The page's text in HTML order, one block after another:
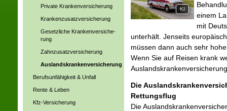
Private Kranken­ver­si­che­rung
Kranken­zusatz­ver­si­che­rung
Gesetzliche Kranken­ver­si­che­
rung
Zahn­zu­satz­ver­si­che­rung
Auslandskrankenversicherung
Berufsunfähigkeit & Unfall
Rente & Leben
Kfz-Versicherung
KI
einem
mit
unterhält. Jenseits
müssen dann auch sehr
Wenn Sie auf Reisen krank
Die
Rettungsflug
Die